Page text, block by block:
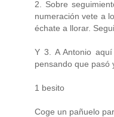
2. Sobre
numeración vete a
échate a llorar.
Y 3. A Antonio
pensando que pasó
1 besito
Coge un pañuelo